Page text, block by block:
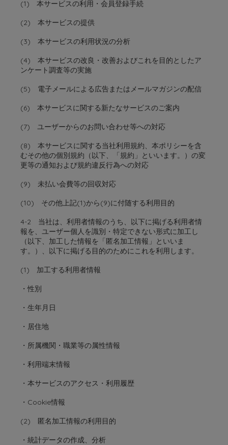
(1) 本サービスの利用・会員登録手続
(2) 本サービスの提供
(3) 本サービスの利用状況の分析
(4) 本サービスの改良・改善およびこれを目的としたア
ンケート調査等の実施
(5) 電子メールによる広告またはメールマガジンの配信
(6) 本サービスに関する新たなサービスのご案内
(7) ユーザーからのお問い合わせ等への対応
(8) 本サービスに関する当社利用規約、本ポリシーを含
むその他の個別規約（以下、「規約」といいます。）の変
更等の通知および規約違反行為への対応
(9) 未払い会費等の回収対応
(10) その他上記(1)から(9)に付随する利用目的
4-2 当社は、利用者情報のうち、以下に掲げる利用者情
報を、ユーザー個人を識別・特定できない形式に加工し
（以下、加工した情報を「匿名加工情報」といいま
す。）、以下に掲げる目的のためにこれを利用します。
(1) 加工する利用者情報
・性別
・生年月日
・居住地
・所属機関・職業等の属性情報
・利用端末情報
・本サービスのアクセス・利用履歴
・Cookie情報
(2) 匿名加工情報の利用目的
・統計データの作成、分析